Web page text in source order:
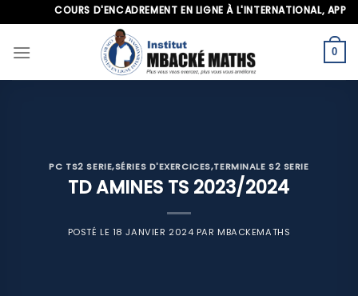
to
content
COURS D'ENCADREMENT EN LIGNE À L'INTERNATIONAL,
0
PC TS2 SERIE,SÉRIES D'EXERCICES,TERMINALE S2 SERIE
TD AMINES TS 2023/2024
POSTÉ LE 18 JANVIER 2024 PARMBACKEMATHS